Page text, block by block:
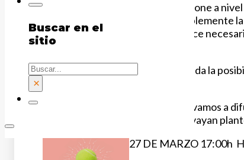
Buscar en el
sitio
Buscar
×
«Los cambios que la sociedad impone a
pareja a determinada edad o simplemente
aumento de la infertilidad que hace
renunciar a tener un hijo.
La preservación de fertilidad nos da la
En este taller vamos a
dudas que se vayan
27 DE MARZO 17:00h